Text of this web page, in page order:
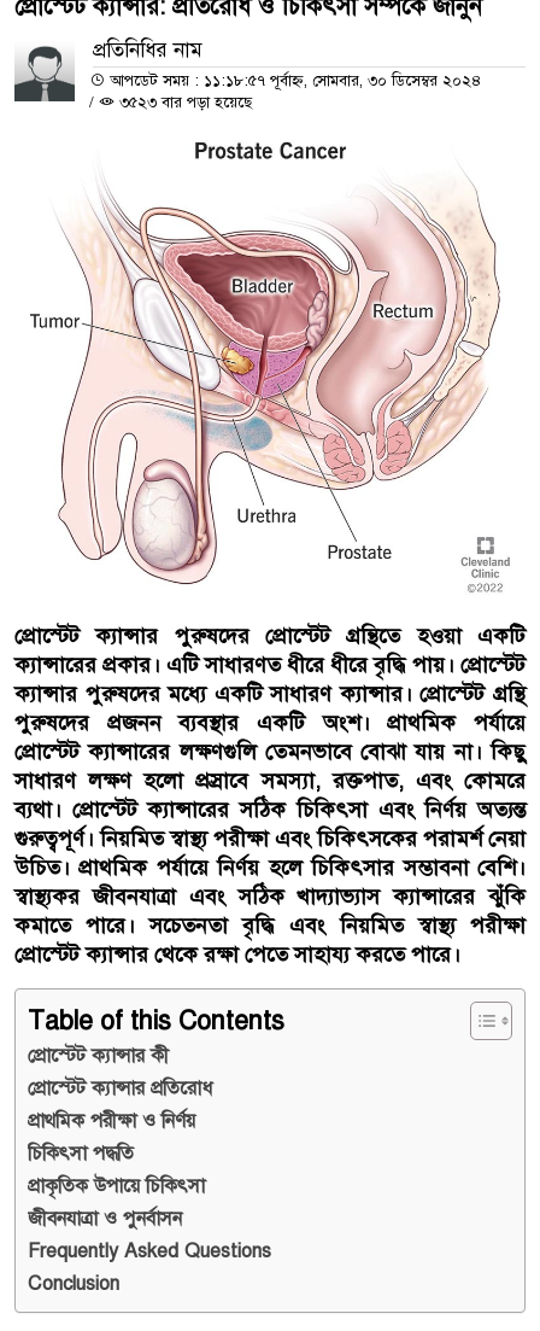
প্রোস্টেট ক্যান্সার: প্রতিরোধ ও চিকিৎসা সম্পর্কে জানুন
প্রতিনিধির নাম
আপডেট সময় : ১১:১৮:৫৭ পূর্বাহ্ন, সোমবার, ৩০ ডিসেম্বর ২০২৪
/
৩৫২৩ বার পড়া হয়েছে
প্রোস্টেট ক্যান্সার পুরুষদের প্রোস্টেট গ্রন্থিতে হওয়া একটি
ক্যান্সারের প্রকার। এটি সাধারণত ধীরে ধীরে বৃদ্ধি পায়। প্রোস্টেট
ক্যান্সার পুরুষদের মধ্যে একটি সাধারণ ক্যান্সার। প্রোস্টেট গ্রন্থি
পুরুষদের প্রজনন ব্যবস্থার একটি অংশ। প্রাথমিক পর্যায়ে
প্রোস্টেট ক্যান্সারের লক্ষণগুলি তেমনভাবে বোঝা যায় না। কিছু
সাধারণ লক্ষণ হলো প্রস্রাবে সমস্যা, রক্তপাত, এবং কোমরে
ব্যথা। প্রোস্টেট ক্যান্সারের সঠিক চিকিৎসা এবং নির্ণয় অত্যন্ত
গুরুত্বপূর্ণ। নিয়মিত স্বাস্থ্য পরীক্ষা এবং চিকিৎসকের পরামর্শ নেয়া
উচিত। প্রাথমিক পর্যায়ে নির্ণয় হলে চিকিৎসার সম্ভাবনা বেশি।
স্বাস্থ্যকর জীবনযাত্রা এবং সঠিক খাদ্যাভ্যাস ক্যান্সারের ঝুঁকি
কমাতে পারে। সচেতনতা বৃদ্ধি এবং নিয়মিত স্বাস্থ্য পরীক্ষা
প্রোস্টেট ক্যান্সার থেকে রক্ষা পেতে সাহায্য করতে পারে।
Table of this Contents
প্রোস্টেট ক্যান্সার কী
প্রোস্টেট ক্যান্সার প্রতিরোধ
প্রাথমিক পরীক্ষা ও নির্ণয়
চিকিৎসা পদ্ধতি
প্রাকৃতিক উপায়ে চিকিৎসা
জীবনযাত্রা ও পুনর্বাসন
Frequently Asked Questions
Conclusion